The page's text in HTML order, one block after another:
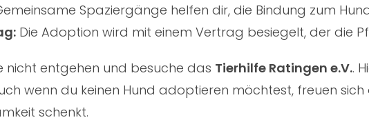
Spaziergänge helfen dir, die Bindung zum
Die Adoption wird mit einem Vertrag besiegelt, der die
nicht entgehen und besuche das Tierhilfe Ratingen e.V..
wenn du keinen Hund adoptieren möchtest, freuen
schenkt.